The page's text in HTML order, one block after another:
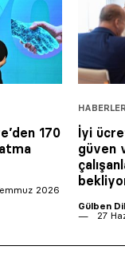
170
2026
HABERLER
İyi
güven
Gülben
27